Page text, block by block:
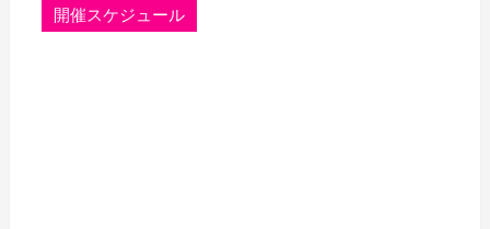
開催スケジュール